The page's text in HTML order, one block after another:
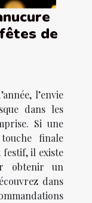
de
l’envie
dans les
Si une
finale
il existe
obtenir un
dans